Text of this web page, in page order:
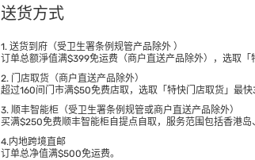
送货方式
1. 送货到府（受卫生署条例规管产品除外 ）
订单总额淨值满$399免运费（商户直送产品除外），选取
2. 门店取货（商户直送产品除外）
超过160间门市满$50免费店取，选取「特快门店取货」最快
3. 顺丰智能柜（受卫生署条例规管或商户直送产品除外）
买满$250免费顺丰智能柜自提点自取，服务范围包括香港岛
4.内地跨境直邮
订单总净值满$500免运费。